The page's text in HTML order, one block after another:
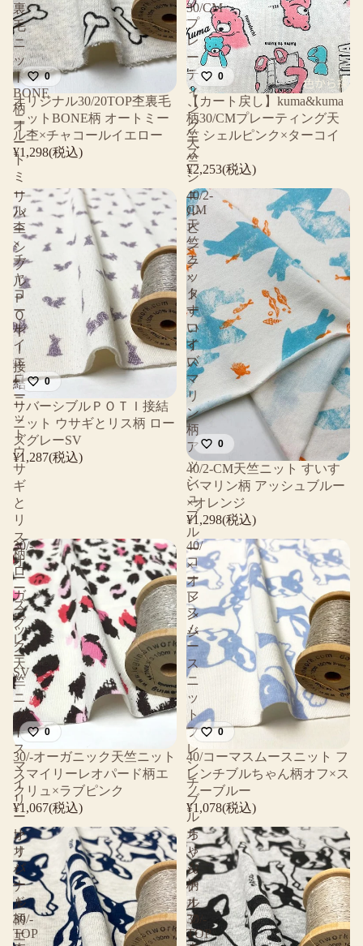
色から探す
裏
毛
ニ
ッ
ト
BONE
柄
オ
ー
ト
ミ
ー
ル
杢
×
チ
ャ
コ
ー
ル
イ
エ
ロ
ー
売り切れ
0
オリジナル30/20TOP杢裏毛
ニットBONE柄 オートミー
ル杢×チャコールイエロー
¥1,298(税込)
30/CM
プ
レ
ー
テ
ィ
ン
グ
天
竺
シ
ェ
ル
ピ
ン
ク
×
タ
ー
コ
イ
ズ
売り切れ
0
【カート戻し】kuma&kuma
柄30/CMプレーティング天
竺 シェルピンク×ターコイ
ズ
¥2,253(税込)
リ
バ
ー
シ
ブ
ル
Ｐ
Ｏ
Ｔ
Ｉ
接
結
ニ
ッ
ト
ウ
サ
ギ
と
リ
ス
柄
ロ
ー
ズ
グ
レ
ー
SV
0
リバーシブルＰＯＴＩ接結
ニット ウサギとリス柄 ロー
ズグレーSV
¥1,287(税込)
40/2-
CM
天
竺
ニ
ッ
ト
す
い
す
い
マ
リ
ン
柄
ア
ッ
シ
ュ
ブ
ル
ー
×
オ
レ
ン
ジ
0
40/2-CM天竺ニット すいす
いマリン柄 アッシュブルー
×オレンジ
¥1,298(税込)
30/-
オ
ー
ガ
ニ
ッ
ク
天
竺
ニ
ッ
ト
ス
マ
イ
リ
ー
レ
オ
パ
ー
ド
柄
エ
0
30/-オーガニック天竺ニット
スマイリーレオパード柄エ
クリュ×ラブピンク
¥1,067(税込)
40/
コ
ー
マ
ス
ム
ー
ス
ニ
ッ
ト
フ
レ
ン
チ
ブ
ル
ち
ゃ
ん
柄
オ
フ
×
0
40/コーマスムースニット フ
レンチブルちゃん柄オフ×ス
ノーブルー
¥1,078(税込)
オ
リ
ジ
ナ
ル
30/-
TOP
オ
リ
ジ
ナ
ル
30/-
TOP